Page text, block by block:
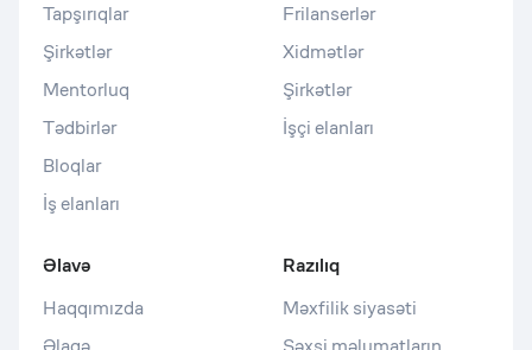
Tapşırıqlar
Şirkətlər
Mentorluq
Tədbirlər
Bloqlar
İş elanları
Frilanserlər
Xidmətlər
Şirkətlər
İşçi elanları
Əlavə
Haqqımızda
Razılıq
Məxfilik siyasəti